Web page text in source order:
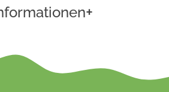
+